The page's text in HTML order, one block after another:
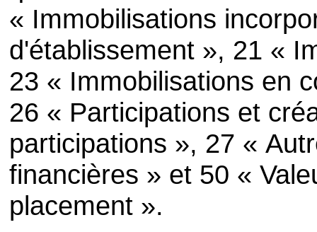
« Immobilisations
d'établissement », 21 «
23 « Immobilisations en
26 « Participations et
participations », 27 «
financières » et 50 «
placement ».